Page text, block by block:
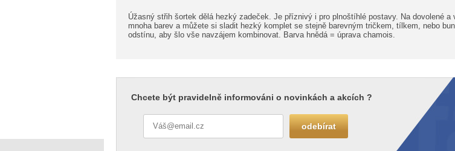
Úžasný střih šortek dělá hezký zadeček. Je příznivý i pro plnoštíhlé postavy. Na dovolené
mnoha barev a můžete si sladit hezký komplet se stejně barevným tričkem, tílkem, nebo
odstínu, aby šlo vše navzájem kombinovat. Barva hnědá = úprava chamois.
Chcete být pravidelně informováni o novinkách a akcích ?